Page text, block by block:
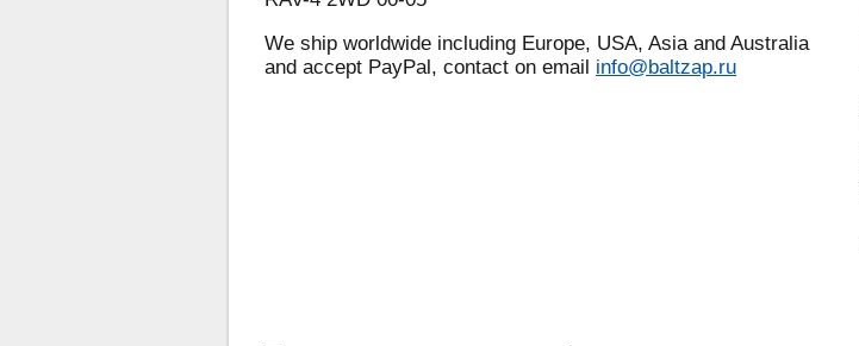
We ship worldwide including Europe, USA, Asia and Australia
and accept PayPal, contact on email info@baltzap.ru